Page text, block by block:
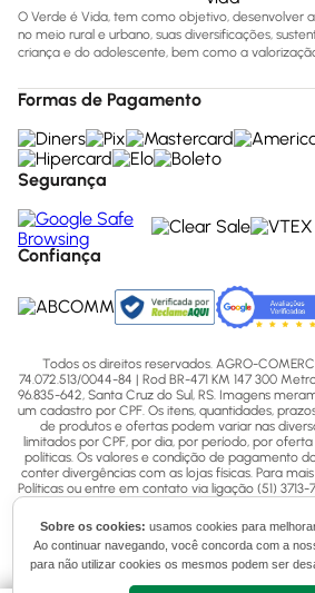
Sobre os cookies: usamos cookies para
Ao continuar navegando, você concorda com a
para não utilizar cookies os mesmos podem ser
O Verde é Vida, tem como objetivo, desenvolver
no meio rural e urbano, suas diversificações,
criança e do adolescente, bem como a
Formas de Pagamento
Segurança
Confiança
Todos os direitos reservados. AGRO-
74.072.513/0044-84 | Rod BR-471 KM 147 300
96.835-642, Santa Cruz do Sul, RS. Imagens
um cadastro por CPF. Os itens, quantidades,
de produtos e ofertas podem variar nas
limitados por CPF, por dia, por período, por
políticas. Os valores e condição de pagamento
conter divergências com as lojas físicas. Para
Políticas ou entre em contato via ligação (51)